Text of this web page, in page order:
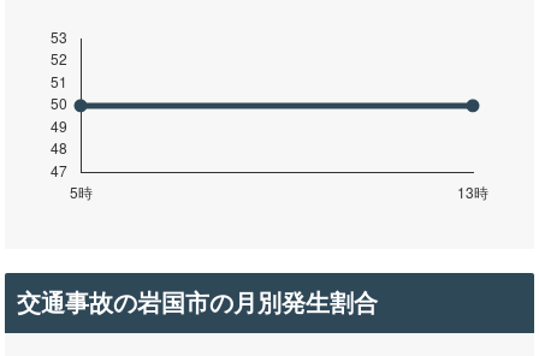
交通事故の岩国市の月別発生割合